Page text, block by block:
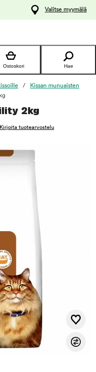
Valitse myymälä
Ostoskori Hae
Kissan munuaisten
2kg
Kirjoita tuotearvostelu